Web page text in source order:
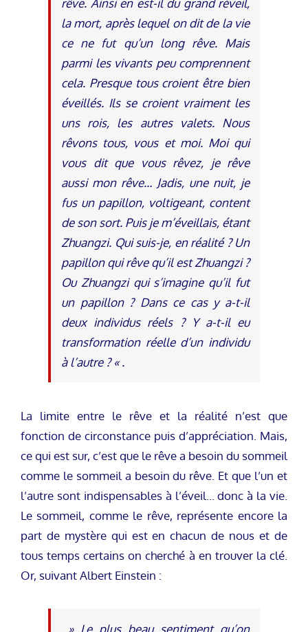
la mort, après lequel on dit de la vie
ce ne fut qu’un long rêve. Mais
parmi les vivants peu comprennent
cela. Presque tous croient être bien
éveillés. Ils se croient vraiment les
uns rois, les autres valets. Nous
rêvons tous, vous et moi. Moi qui
vous dit que vous rêvez, je rêve
aussi mon rêve… Jadis, une nuit, je
fus un papillon, voltigeant, content
de son sort. Puis je m’éveillais, étant
Zhuangzi. Qui suis-je, en réalité ? Un
papillon qui rêve qu’il est Zhuangzi ?
Ou Zhuangzi qui s’imagine qu’il fut
un papillon ? Dans ce cas y a-t-il
deux individus réels ? Y a-t-il eu
transformation réelle d’un individu
à l’autre ? « .
La limite entre le rêve et la réalité n’est que
fonction de circonstance puis d’appréciation. Mais,
ce qui est sur, c’est que le rêve a besoin du sommeil
comme le sommeil a besoin du rêve. Et que l’un et
l’autre sont indispensables à l’éveil… donc à la vie.
Le sommeil, comme le rêve, représente encore la
part de mystère qui est en chacun de nous et de
tous temps certains on cherché à en trouver la clé.
Or, suivant Albert Einstein :
» Le plus beau sentiment qu’on